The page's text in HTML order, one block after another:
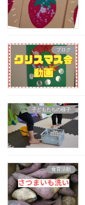
ブログ
子どもたちの様子
食育活動